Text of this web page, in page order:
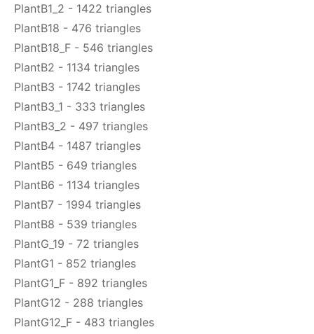
PlantB1_2 - 1422 triangles
PlantB18 - 476 triangles
PlantB18_F - 546 triangles
PlantB2 - 1134 triangles
PlantB3 - 1742 triangles
PlantB3_1 - 333 triangles
PlantB3_2 - 497 triangles
PlantB4 - 1487 triangles
PlantB5 - 649 triangles
PlantB6 - 1134 triangles
PlantB7 - 1994 triangles
PlantB8 - 539 triangles
PlantG_19 - 72 triangles
PlantG1 - 852 triangles
PlantG1_F - 892 triangles
PlantG12 - 288 triangles
PlantG12_F - 483 triangles